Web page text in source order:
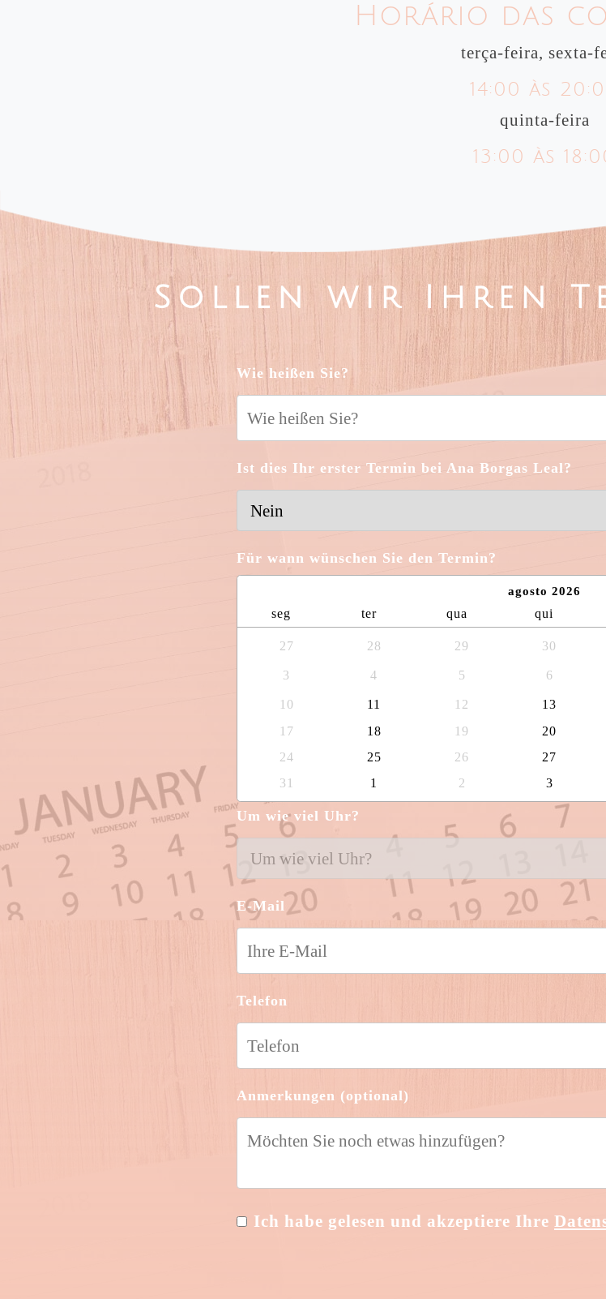
Horário das
terça-feira, sexta-
14:00 às
quinta-feira
13:00 às
Sollen wir Ihren
Wie heißen Sie?
Ist dies Ihr erster Termin bei Ana Borgas Leal?
Für wann wünschen Sie den Termin?
agosto 2026
seg ter qua qui
27 28 29 30
3 4 5 6
10 11 12 13
17
18 19 20
24
25 26 27
31
1 2 3
Um wie viel Uhr?
E-Mail
Telefon
Anmerkungen (optional)
Ich habe gelesen und akzeptiere Ihre